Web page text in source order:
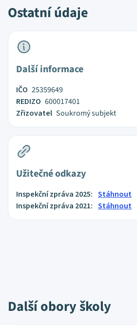
Ostatní údaje
Další informace
IČO 25359649
REDIZO 600017401
Zřizovatel Soukromý subjekt
Užitečné odkazy
Inspekční zpráva 2025: Stáhnout
Inspekční zpráva 2021: Stáhnout
Další obory školy